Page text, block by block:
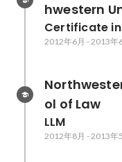
hwestern
Certificate
2012年6月 -2013年
ol of Law
LLM
2012年8月 -2013年